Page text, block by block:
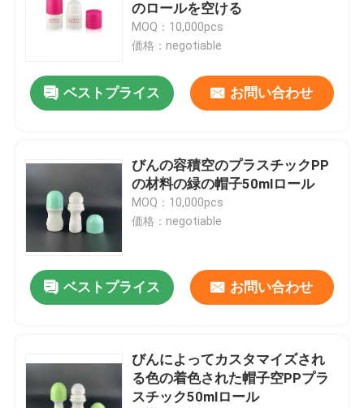
のロールを空ける
MOQ：10,000pcs
価格：negotiable
ベストプライス お問い合わせ
びんの容積空のプラスチックPP
の材料の緑の帽子50mlロール
MOQ：10,000pcs
価格：negotiable
ベストプライス お問い合わせ
びんによってカスタマイズされ
る色の着色された帽子空PPプラ
スチック50mlロール